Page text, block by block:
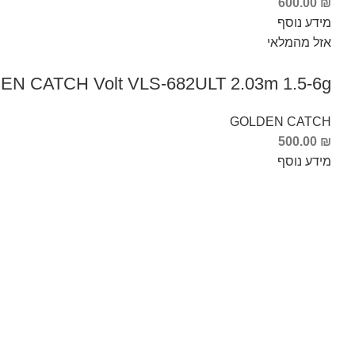
600.00 ₪
מידע נוסף
אזל מהמלאי
CATCH Volt VLS-682ULT 2.03m 1.5-6g
GOLDEN CATCH
500.00 ₪
מידע נוסף